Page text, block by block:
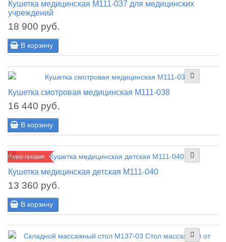
Кушетка медицинская М111-037 для медицинских
учреждений
18 900 руб.
В корзину
Кушетка смотровая медицинская М111-038
16 440 руб.
В корзину
Лидер продаж!
Кушетка медицинская детская М111-040
13 360 руб.
В корзину